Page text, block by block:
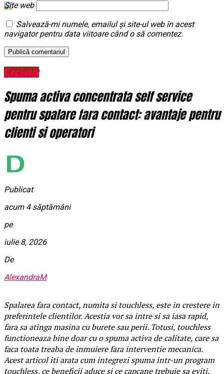
Site web
Salvează-mi numele, emailul și site-ul web în acest
navigator pentru data viitoare când o să comentez.
Exclusiv
Spuma activa concentrata self service
pentru spalare fara contact: avantaje pentru
clienti si operatori
Publicat
acum 4 săptămâni
pe
iulie 8, 2026
De
AlexandraM
Spalarea fara contact, numita si touchless, este in crestere in
preferintele clientilor. Acestia vor sa intre si sa iasa rapid,
fara sa atinga masina cu burete sau perii. Totusi, touchless
functioneaza bine doar cu o spuma activa de calitate, care sa
faca toata treaba de inmuiere fara interventie mecanica.
Acest articol iti arata cum integrezi spuma intr-un program
touchless, ce beneficii aduce si ce capcane trebuie sa eviti.